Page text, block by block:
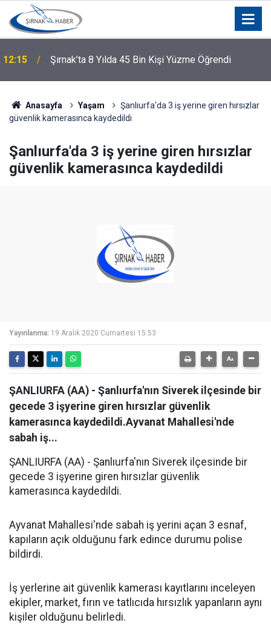
12:15 Şırnak’ta 8 Yılda 45 Bin Kişi Yüzme Öğrendi
Anasayfa Yaşam
Şanlıurfa'da 3 iş yerine giren hırsızlar
güvenlik kamerasınca kaydedildi
Şanlıurfa'da 3 iş yerine giren hırsızlar
güvenlik kamerasınca kaydedildi
Yayınlanma: 19 Aralık 2020 Cumartesi 15:53
ŞANLIURFA (AA) - Şanlıurfa'nın Siverek ilçesinde bir
gecede 3 işyerine giren hırsızlar güvenlik
kamerasınca kaydedildi.Ayvanat Mahallesi'nde
sabah iş...
ŞANLIURFA (AA) - Şanlıurfa'nın Siverek ilçesinde bir
gecede 3 işyerine giren hırsızlar güvenlik
kamerasınca kaydedildi.
Ayvanat Mahallesi'nde sabah iş yerini açan 3 esnaf,
kapıların açık olduğunu fark edince durumu polise
bildirdi.
İş yerlerine ait güvenlik kamerası kayıtlarını inceleyen
ekipler, market, fırın ve tatlıcıda hırsızlık yapanların aynı
kişiler olduğunu belirledi.